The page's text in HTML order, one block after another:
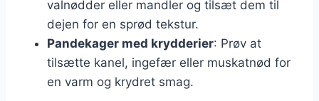
valnødder eller mandler og tilsæt dem til
dejen for en sprød tekstur.
Pandekager med krydderier: Prøv at
tilsætte kanel, ingefær eller muskatnød for
en varm og krydret smag.